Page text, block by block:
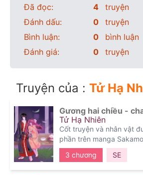
Đã đọc:
4
truyện
Đánh dấu:
0
truyện
Bình luận:
0
bình luận
Đánh giá:
0 truyện
Truyện của : Tử Hạ
Gương hai chiều -
Tử Hạ Nhiên
Cốt truyện và nhân vật
phần trên manga
nhỏ bé le lói nơi màn
ôm lấy.
3 chương SE